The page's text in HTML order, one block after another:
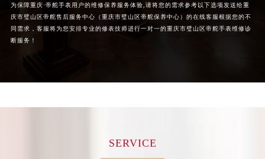
山西省大同市平城区迎宾街帝舵售后服务中心（需提前预约）
山西省晋城市城区黄华街帝舵售后服务中心（需提前预约）
山西省运城市盐湖区河东街帝舵售后服务中心（需提前预约）
为保障重庆·帝舵手表用户的维修保养服务体验,请将您的需求参考以下选项发送给重
庆市璧山区帝舵售后服务中心（重庆市璧山区帝舵保养中心）的在线客服根据您的不
同需求，客服将为您安排专业的修表技师进行一对一的重庆市璧山区帝舵手表维修诊
断服务！
SERVICE